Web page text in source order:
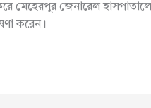
মেহেরপুর জেনারেল
করেন।